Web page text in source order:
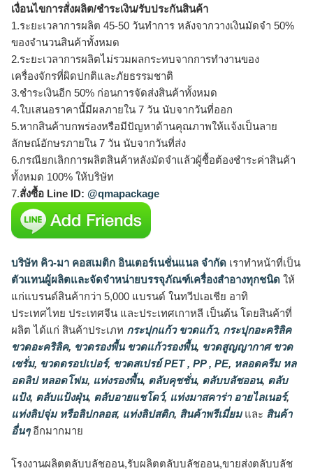
เงื่อนไขการสั่งผลิต/ชำระเงิน/รับประกันสินค้า
1.ระยะเวลาการผลิต 45-50 วันทำการ หลังจากวางเงินมัดจำ 50%
ของจำนวนสินค้าทั้งหมด
2.ระยะเวลาการผลิตไม่รวมผลกระทบจากการทำงานของ
เครื่องจักรที่ผิดปกติและภัยธรรมชาติ
3.ชำระเงินอีก 50% ก่อนการจัดส่งสินค้าทั้งหมด
4.ใบเสนอราคานี้มีผลภายใน 7 วัน นับจากวันที่ออก
5.หากสินค้าบกพร่องหรือมีปัญหาด้านคุณภาพให้แจ้งเป็นลาย
ลักษณ์อักษรภายใน 7 วัน นับจากวันที่ส่ง
6.กรณียกเลิกการผลิตสินค้าหลังมัดจำแล้วผู้ซื้อต้องชำระค่าสินค้า
ทั้งหมด 100% ให้บริษัท
7.สั่งซื้อ Line ID: @qmapackage
บริษัท คิว-มา คอสเมติก อินเตอร์เนชั่นแนล จำกัด เราทำหน้าที่เป็น
ตัวแทนผู้ผลิตและจัดจำหน่ายบรรจุภัณฑ์เครื่องสำอางทุกชนิด ให้
แก่แบรนด์สินค้ากว่า 5,000 แบรนด์ ในทวีปเอเชีย อาทิ
ประเทศไทย ประเทศจีน และประเทศเกาหลี เป็นต้น โดยสินค้าที่
ผลิต ได้แก่ สินค้าประเภท กระปุกแก้ว ขวดแก้ว, กระปุกอะคริลิค
ขวดอะคริลิค, ขวดรองพื้น ขวดแก้วรองพื้น, ขวดสูญญากาศ ขวด
เซรั่ม, ขวดดรอปเปอร์, ขวดสเปรย์ PET , PP , PE, หลอดครีม หล
อดลิป หลอดโฟม, แท่งรองพื้น, ตลับคุชชั่น, ตลับบลัชออน, ตลับ
แป้ง, ตลับแป้งฝุ่น, ตลับอายแชโดว์, แท่งมาสคาร่า อายไลเนอร์,
แท่งลิปจุ่ม หรือลิปกลอส, แท่งลิปสติก, สินค้าพรีเมี่ยมและ สินค้า
อื่นๆอีกมากมาย
โรงงานผลิตตลับบลัชออน,รับผลิตตลับบลัชออน,ขายส่งตลับบลัช